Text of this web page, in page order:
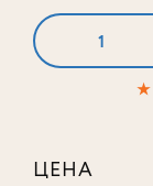
1
★
ЦЕНА